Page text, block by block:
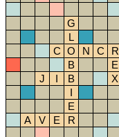
G
L
C O N C R
B
E
J
I B
X
I
E
A
V E R